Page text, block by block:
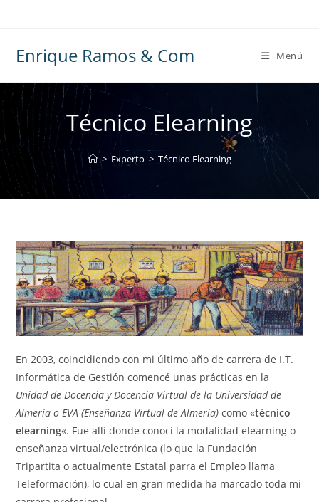
Enrique Ramos & Com Menú
Técnico Elearning
> Experto > Técnico Elearning
En 2003, coincidiendo con mi último año de carrera de I.T.
Informática de Gestión comencé unas prácticas en la
Unidad de Docencia y Docencia Virtual de la Universidad de
Almería o EVA (Enseñanza Virtual de Almería) como «técnico
elearning«. Fue allí donde conocí la modalidad elearning o
enseñanza virtual/electrónica (lo que la Fundación
Tripartita o actualmente Estatal parra el Empleo llama
Teleformación), lo cual en gran medida ha marcado toda mi